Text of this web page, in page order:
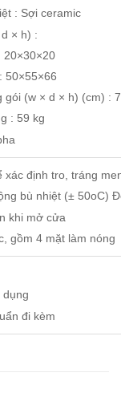
: Sợi ceramic
× h) :
20×30×20
50×55×66
gói (w × d × h) (cm) :
: 59 kg
định tro, tráng
bù nhiệt (± 50oC)
khi mở cửa
gồm 4 mặt làm nóng
đi kèm